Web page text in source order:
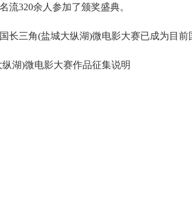
流320余人参加了颁奖盛典。
三角(盐城大纵湖)微电影大赛已成为目前
湖)微电影大赛作品征集说明